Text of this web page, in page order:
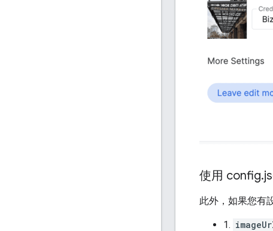
使用 config.
此外，如果您有
1.